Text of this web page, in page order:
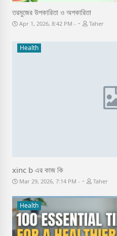
তরমুজের উপকারিতা ও অপকারিতা
Apr 1, 2026, 8:42 PM - Taher
Health
xinc b এর কাজ কি
Mar 29, 2026, 7:14 PM - Taher
Health